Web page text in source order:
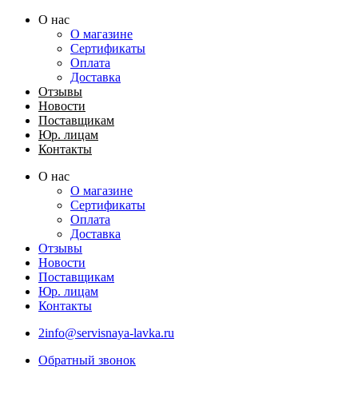
Перейти
содержимому
О нас
О магазине
Сертификаты
Оплата
Доставка
Отзывы
Новости
Поставщикам
Юр. лицам
Контакты
О нас
О магазине
Сертификаты
Оплата
Доставка
Отзывы
Новости
Поставщикам
Юр. лицам
Контакты
2info@servisnaya-lavka.ru
Обратный звонок